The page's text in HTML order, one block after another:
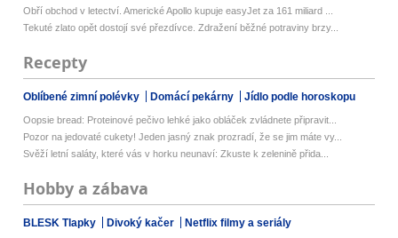
Obří obchod v letectví. Americké Apollo kupuje easyJet za 161 miliard ...
Tekuté zlato opět dostojí své přezdívce. Zdražení běžné potraviny brzy...
Recepty
Oblíbené zimní polévky Domácí pekárny Jídlo podle horoskopu
Oopsie bread: Proteinové pečivo lehké jako obláček zvládnete připravit...
Pozor na jedovaté cukety! Jeden jasný znak prozradí, že se jim máte vy...
Svěží letní saláty, které vás v horku neunaví: Zkuste k zelenině přida...
Hobby a zábava
BLESK Tlapky Divoký kačer Netflix filmy a seriály